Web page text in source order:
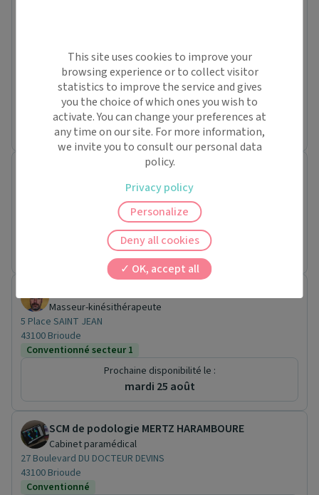
Mer.
12/08
-
-
15:00
15:20
-
SCM BRIONNET-PRADON
Cabinet paramédical
Prochaine disponibilité le :
mardi 25 août
Masseur-kinésithérapeute
5 Place SAINT JEAN
43100 Brioude
Conventionné secteur 1
Prochaine disponibilité le :
mardi 25 août
SCM de podologie MERTZ HARAMBOURE
Cabinet paramédical
27 Boulevard DU DOCTEUR DEVINS
43100 Brioude
Conventionné
This site uses cookies to improve your
browsing experience or to collect visitor
statistics to improve the service and gives
you the choice of which ones you wish to
activate. You can change your preferences at
any time on our site. For more information,
we invite you to consult our personal data
policy.
OK, accept all
Deny all cookies
Personalize
Privacy policy